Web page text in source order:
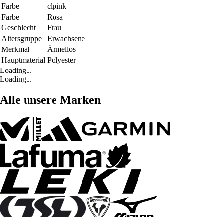
Farbe
clpink
Farbe
Rosa
Geschlecht
Frau
Altersgruppe
Erwachsene
Merkmal
Ärmellos
Hauptmaterial Polyester
Loading...
Loading...
Alle unsere Marken